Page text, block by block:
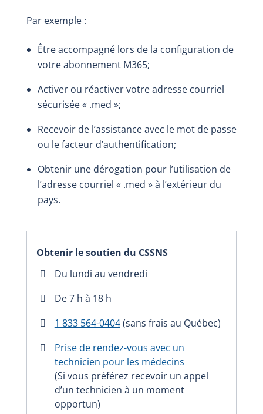
Par exemple :
Être accompagné lors de la configuration de
votre abonnement M365;
Activer ou réactiver votre adresse courriel
sécurisée « .med »;
Recevoir de l’assistance avec le mot de passe
ou le facteur d’authentification;
Obtenir une dérogation pour l’utilisation de
l’adresse courriel « .med » à l’extérieur du
pays.
Obtenir le soutien du CSSNS
Du lundi au vendredi
De 7 h à 18 h
1 833 564-0404(sans frais au Québec)
Prise de rendez-vous avec un
technicien pour les médecins
(Si vous préférez recevoir un appel
d’un technicien à un moment
opportun)